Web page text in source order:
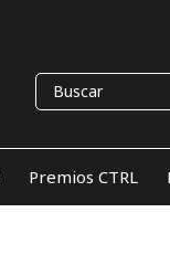
Premios CTRL